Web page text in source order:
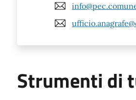
Strumenti di